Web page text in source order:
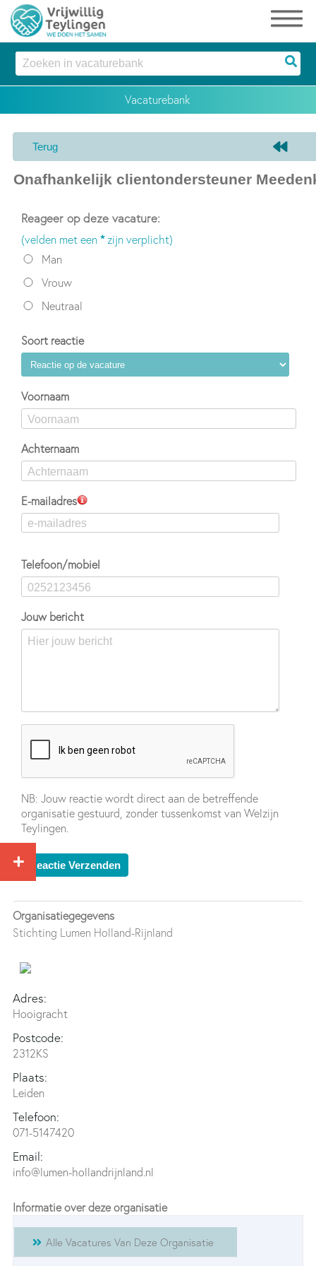
Reageer op deze vacature:
(velden met een*zijn verplicht)
Man
Vrouw
Neutraal
Soort reactie
Voornaam
Achternaam
E-mailadres
Telefoon/mobiel
Jouw bericht
NB: Jouw reactie wordt direct aan de betreffende
organisatie gestuurd, zonder tussenkomst van Welzijn
Teylingen.
Organisatiegegevens
Stichting Lumen Holland-Rijnland
Adres:
Hooigracht
Postcode:
2312KS
Plaats:
Leiden
Telefoon:
071-5147420
Email:
info@lumen-hollandrijnland.nl
Informatie over deze organisatie
Alle Vacatures Van Deze Organisatie